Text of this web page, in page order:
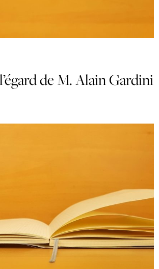
de M. Alain Gardini